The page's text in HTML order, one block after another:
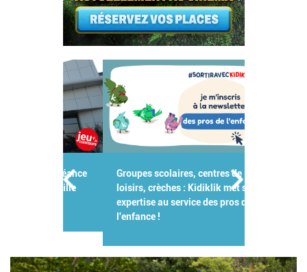
Groupes scolaires, centres de
loisirs, crèches : Kidiklik met son
expertise au service des pros de
l'enfance !